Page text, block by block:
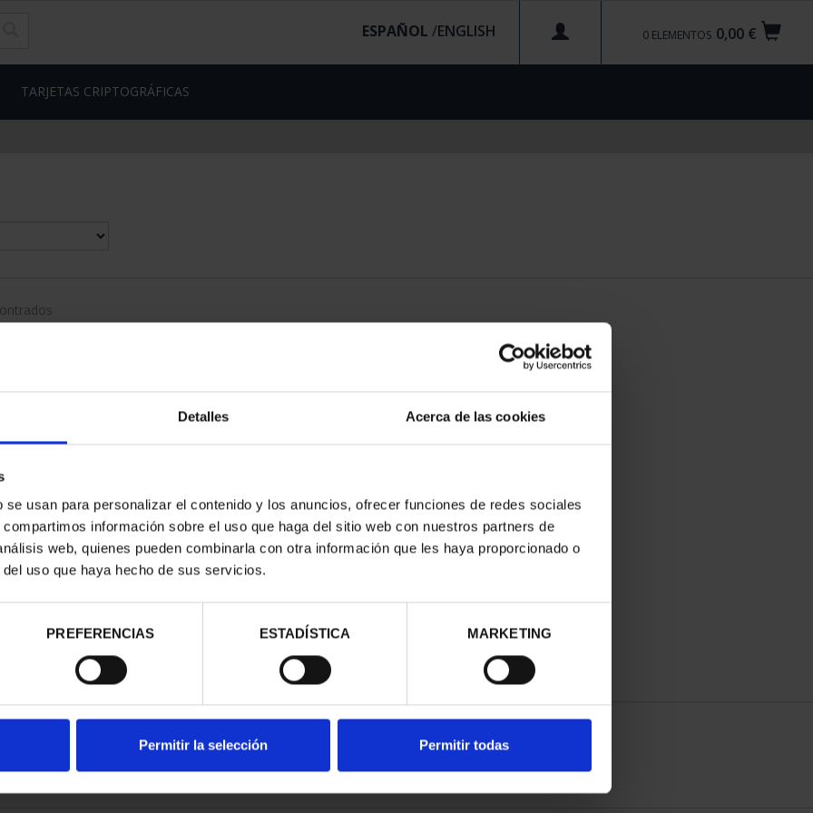
Detalles Acerca de las cookies
usan para personalizar el contenido y los anuncios, ofrecer funciones de redes sociales
información sobre el uso que haga del sitio web con nuestros partners de
web, quienes pueden combinarla con otra información que les haya proporcionado o
uso que haya hecho de sus servicios.
PREFERENCIAS ESTADÍSTICA MARKETING
Permitir la selección Permitir todas
0,00 €
0 ELEMENTOS
ESPAÑOL /
TARJETAS CRIPTOGRÁFICAS
PROVINCIA